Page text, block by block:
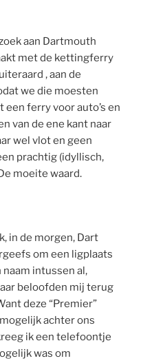
aan Dartmouth
met de kettingferry
, aan de
we die moesten
ferry voor auto’s en
van de ene kant naar
wel vlot en geen
prachtig (idyllisch,
moeite waard.
in de morgen, Dart
om een ligplaats
naam intussen al,
beloofden mij terug
deze “Premier”
achter ons
ik een telefoontje
was om